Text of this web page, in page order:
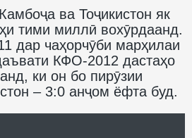
ва Тоҷикистон як
тими миллӣ вохӯрдаанд.
дар чаҳорчӯби марҳилаи
КФО-2012 дастаҳо
ки он бо пирӯзии
– 3:0 анҷом ёфта буд.